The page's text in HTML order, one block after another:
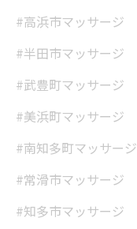
#高浜市マッサージ
#半田市マッサージ
#武豊町マッサージ
#美浜町マッサージ
#南知多町マッサージ
#常滑市マッサージ
#知多市マッサージ